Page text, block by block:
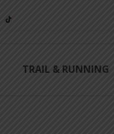
TRAIL & RUNNING